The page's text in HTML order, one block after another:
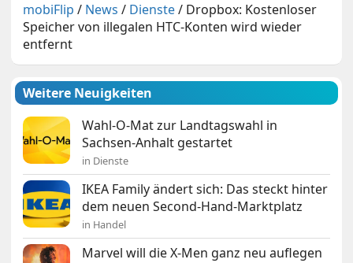
mobiFlip / News / Dienste/ Dropbox: Kostenloser
Speicher von illegalen HTC-Konten wird wieder
entfernt
Weitere Neuigkeiten
Wahl-O-Mat zur Landtagswahl in
Sachsen-Anhalt gestartet
in Dienste
IKEA Family ändert sich: Das steckt hinter
dem neuen Second-Hand-Marktplatz
in Handel
Marvel will die X-Men ganz neu auflegen